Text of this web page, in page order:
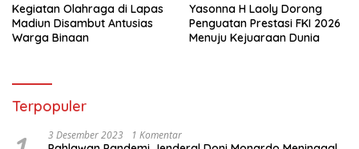
Kegiatan Olahraga di Lapas
Madiun Disambut Antusias
Warga Binaan
Yasonna H Laoly Dorong
Penguatan Prestasi FKI 2026
Menuju Kejuaraan Dunia
Terpopuler
3 Desember 2023 1 Komentar